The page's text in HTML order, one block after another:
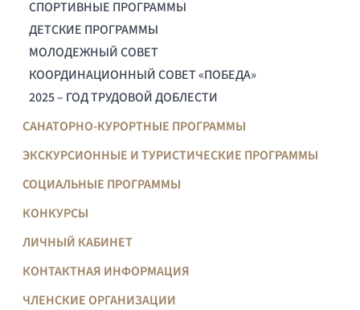
СПОРТИВНЫЕ ПРОГРАММЫ
ДЕТСКИЕ ПРОГРАММЫ
МОЛОДЕЖНЫЙ СОВЕТ
КООРДИНАЦИОННЫЙ СОВЕТ «ПОБЕДА»
2025 – ГОД ТРУДОВОЙ ДОБЛЕСТИ
САНАТОРНО-КУРОРТНЫЕ ПРОГРАММЫ
ЭКСКУРСИОННЫЕ И ТУРИСТИЧЕСКИЕ ПРОГРАММЫ
СОЦИАЛЬНЫЕ ПРОГРАММЫ
КОНКУРСЫ
ЛИЧНЫЙ КАБИНЕТ
КОНТАКТНАЯ ИНФОРМАЦИЯ
ЧЛЕНСКИЕ ОРГАНИЗАЦИИ